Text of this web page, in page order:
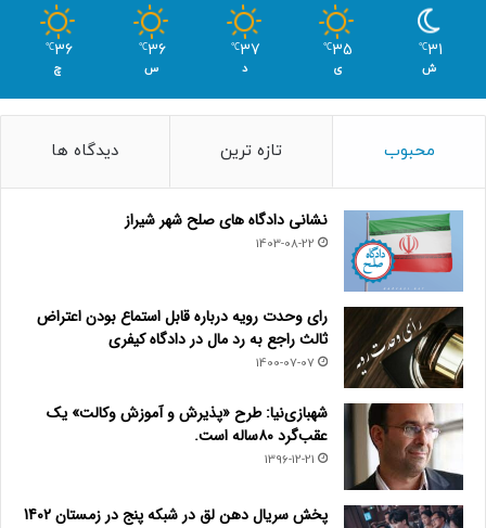
31
℃
ش
35
℃
ی
37
℃
د
36
℃
س
36
℃
چ
محبوب تازه ترین دیدگاه ها
نشانی دادگاه های صلح شهر شیراز
1403-08-22
رای وحدت رویه درباره قابل استماع بودن اعتراض
ثالث راجع به رد مال در دادگاه کیفری
1400-07-07
شهبازی‌نیا: طرح «پذیرش و آموزش وکالت» یک
عقب‌گرد ۸۰ساله است.
1396-12-21
پخش سریال دهن لق در شبکه پنج در زمستان 1402